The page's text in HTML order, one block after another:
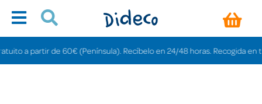
a partir de 60€ (Península). Recíbelo en 24/48 horas. Recogida en